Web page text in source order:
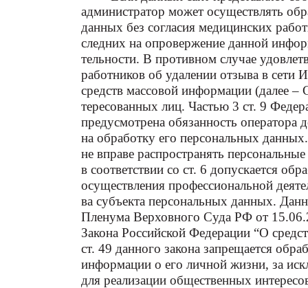
администратор может осуществлять
данных без согласия медицинских
следних на опровержение данной
тельности. В противном случае
работников об удалении отзыва в сети
средств массовой информации (далее
тересованных лиц. Частью 3 ст. 9
предусмотрена обязанность оператора
на обработку его персональных
не вправе распространять
в соответствии со ст. 6 допускается
осуществления профессиональной
ва субъекта персональных данных.
Пленума Верховного Суда РФ от
Закона Российской Федерации “О
ст. 49 данного закона запрещается
информации о его личной жизни, за
для реализации общественных